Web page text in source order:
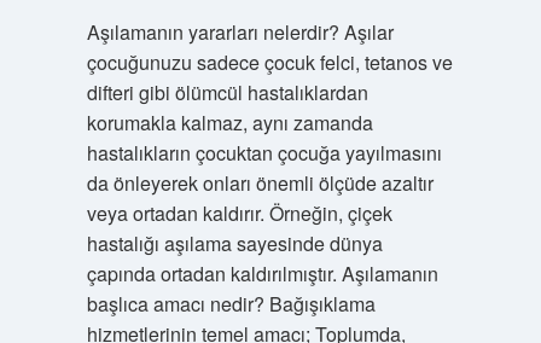
Aşılamanın yararları nelerdir? Aşılar
çocuğunuzu sadece çocuk felci, tetanos ve
difteri gibi ölümcül hastalıklardan
korumakla kalmaz, aynı zamanda
hastalıkların çocuktan çocuğa yayılmasını
da önleyerek onları önemli ölçüde azaltır
veya ortadan kaldırır. Örneğin, çiçek
hastalığı aşılama sayesinde dünya
çapında ortadan kaldırılmıştır. Aşılamanın
başlıca amacı nedir? Bağışıklama
hizmetlerinin temel amacı; Toplumda,